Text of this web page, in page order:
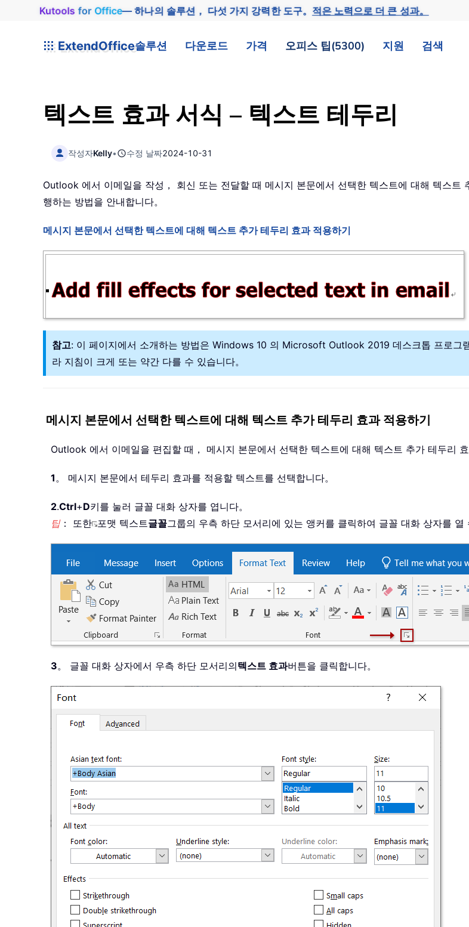
Kutools for Office— 하나의 솔루션， 다섯 가지 강력한 도구。적은 노력으로 더 큰 성과。
ExtendOffice솔루션 다운로드 가격 오피스 팁(5300) 지원 검색
텍스트 효과 서식 – 텍스트 테두리
작성자Kelly• 수정 날짜2024-10-31
Outlook 에서 이메일을 작성， 회신 또는 전달할 때 메시지 본문에서 선택한 텍스트에 대해 텍스
행하는 방법을 안내합니다。
메시지 본문에서 선택한 텍스트에 대해 텍스트 추가 테두리 효과 적용하기
참고: 이 페이지에서 소개하는 방법은 Windows 10 의 Microsoft Outlook 2019 데스크톱 프로
라 지침이 크게 또는 약간 다를 수 있습니다。
메시지 본문에서 선택한 텍스트에 대해 텍스트 추가 테두리 효과 적용하기
Outlook 에서 이메일을 편집할 때， 메시지 본문에서 선택한 텍스트에 대해 텍스트 추가 테두리
1。 메시지 본문에서 테두리 효과를 적용할 텍스트를 선택합니다。
2.Ctrl+D키를 눌러 글꼴 대화 상자를 엽니다。
팁： 또한 포맷 텍스트글꼴그룹의 우측 하단 모서리에 있는 앵커를 클릭하여 글꼴 대화 상자를 열
3。 글꼴 대화 상자에서 우측 하단 모서리의텍스트 효과버튼을 클릭합니다。